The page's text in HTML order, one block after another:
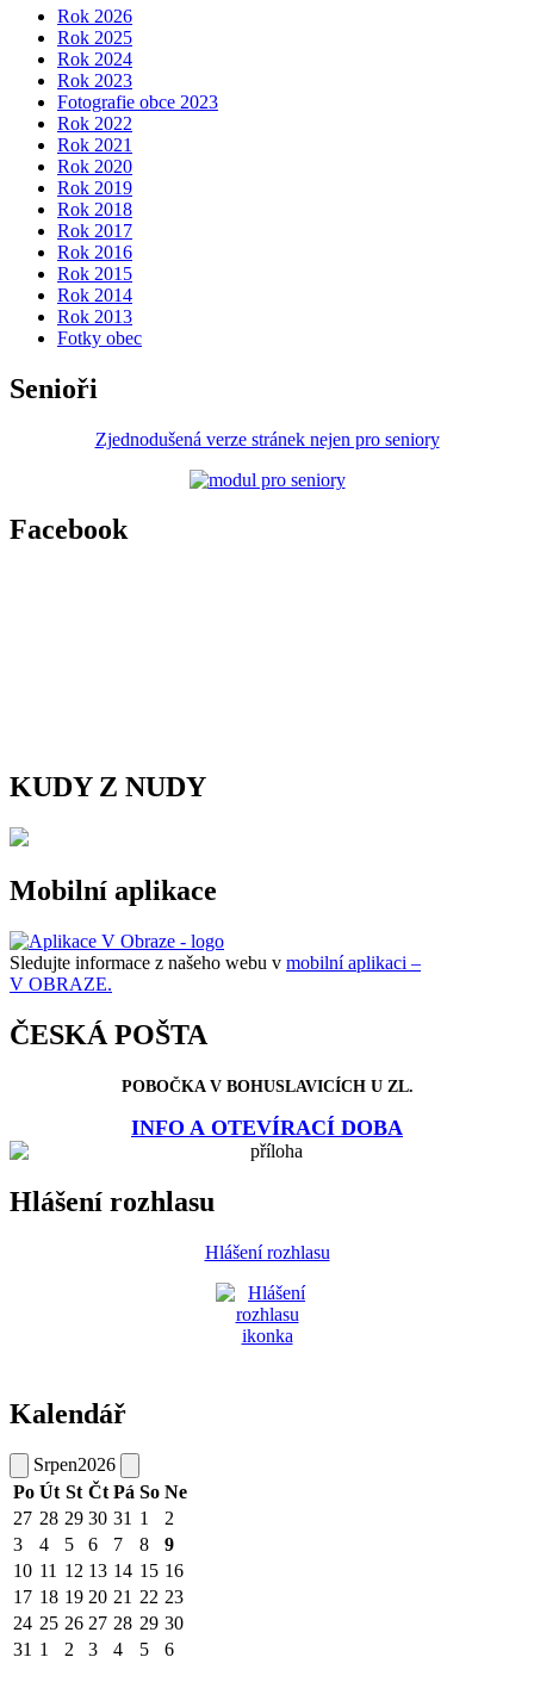
Rok 2026
Rok 2025
Rok 2024
Rok 2023
Fotografie obce 2023
Rok 2022
Rok 2021
Rok 2020
Rok 2019
Rok 2018
Rok 2017
Rok 2016
Rok 2015
Rok 2014
Rok 2013
Fotky obec
Senioři
Zjednodušená verze stránek nejen pro seniory
Facebook
KUDY Z NUDY
Mobilní aplikace
Sledujte informace z našeho webu v mobilní aplikaci –
V OBRAZE.
ČESKÁ POŠTA
POBOČKA V BOHUSLAVICÍCH U ZL.
INFO A OTEVÍRACÍ DOBA
Hlášení rozhlasu
Hlášení rozhlasu
Kalendář
Srpen2026
Po Út St Čt Pá So Ne
27 28 29 30 31 1
2
3
4 5 6 7 8
9
10 11 12 13 14 15 16
17 18 19 20 21 22 23
24 25 26 27 28 29 30
31 1 2 3 4 5 6